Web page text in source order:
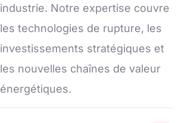
industrie. Notre expertise couvre
les technologies de rupture, les
investissements stratégiques et
les nouvelles chaînes de valeur
énergétiques.